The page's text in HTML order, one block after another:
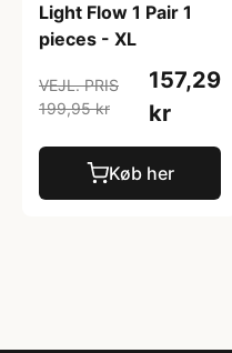
Light Flow 1 Pair 1
pieces - XL
VEJL. PRIS
199,95 kr
157,29
kr
Køb her